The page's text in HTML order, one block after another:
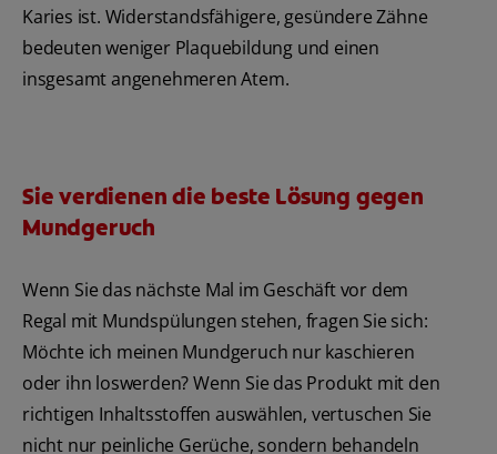
Karies ist. Widerstandsfähigere, gesündere Zähne
bedeuten weniger Plaquebildung und einen
insgesamt angenehmeren Atem.
Sie verdienen die beste Lösung gegen
Mundgeruch
Wenn Sie das nächste Mal im Geschäft vor dem
Regal mit Mundspülungen stehen, fragen Sie sich:
Möchte ich meinen Mundgeruch nur kaschieren
oder ihn loswerden? Wenn Sie das Produkt mit den
richtigen Inhaltsstoffen auswählen, vertuschen Sie
nicht nur peinliche Gerüche, sondern behandeln